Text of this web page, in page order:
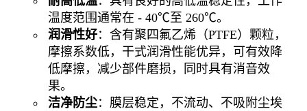
温度范围通常在 - 40℃至 260℃。
润滑性好：含有聚四氟乙烯（PTFE）颗粒，
摩擦系数低，干式润滑性能优异，可有效降
低摩擦，减少部件磨损，同时具有消音效
果。
洁净防尘：膜层稳定，不流动、不吸附尘埃